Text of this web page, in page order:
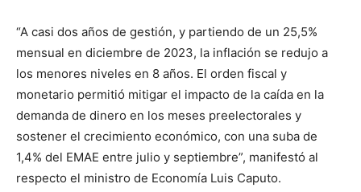
“A casi dos años de gestión, y partiendo de un 25,5%
mensual en diciembre de 2023, la inflación se redujo a
los menores niveles en 8 años. El orden fiscal y
monetario permitió mitigar el impacto de la caída en la
demanda de dinero en los meses preelectorales y
sostener el crecimiento económico, con una suba de
1,4% del EMAE entre julio y septiembre”, manifestó al
respecto el ministro de Economía Luis Caputo.